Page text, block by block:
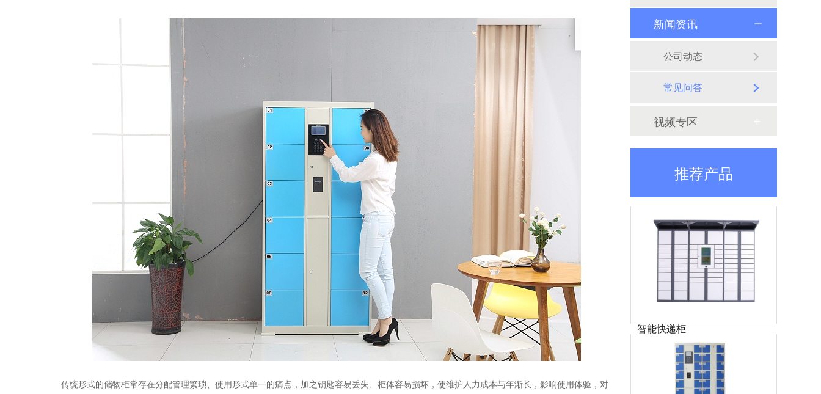
传统形式的储物柜常存在分配管理繁琐、使用形式单一的痛点，加之钥匙容易丢失、柜体容易损坏， 使维护人力成本与年渐长，影响使用体验，对
新闻资讯
公司动态
常见问答
视频专区
推荐产品
智能储物柜
智能密集柜
本产品由电动控制、驱动模块和机械传动三部分组成，并且有独立的运行环境。密集架列与列之间为有线通讯系统；密集架与主控系统之间为有线双向通讯系统。驱动模块包括：密集架单片机控制单元及显示装置。机械传动部分主要包括：动力系统、以及附加应急手动操作装置。
智能快递柜通过运用金属结构、工业触摸屏、扫描模块、网络连接、盲文金属键盘、电控锁和管理软件等技术，保证快件的安全投递和收取。可应用小区、商场、超市、企业单位、工厂、机场、地铁站、汽车站、旅游景点等场所。